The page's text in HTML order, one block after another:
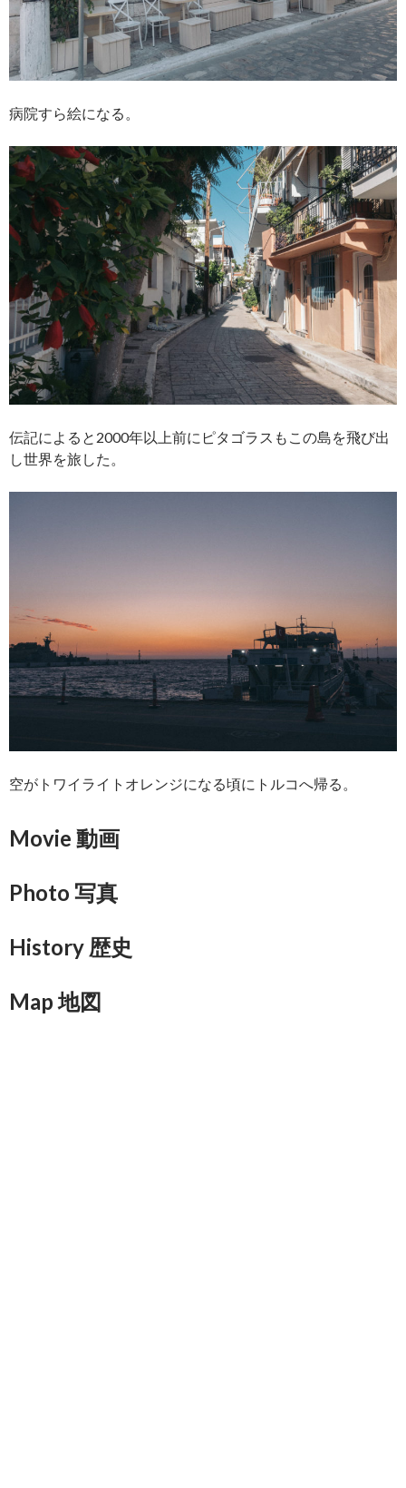
病院すら絵になる。
伝記によると2000年以上前にピタゴラスもこの島を飛び出
し世界を旅した。
空がトワイライトオレンジになる頃にトルコへ帰る。
Movie 動画
Photo 写真
History 歴史
Map 地図